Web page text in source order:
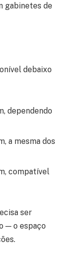
gabinetes de
debaixo
dependendo
a mesma dos
compatível
ser
— o espaço